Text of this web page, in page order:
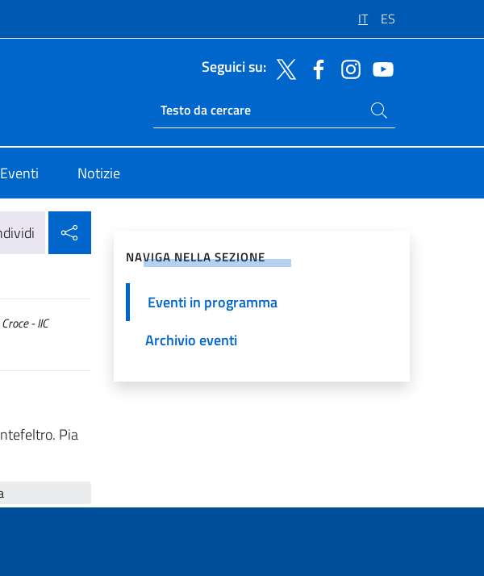
IT ES
Seguici su:
Ricerca sito live
Cerca nel sito
Eventi Notizie
- IIC
Pia
NAVIGA NELLA SEZIONE
Eventi in programma
Archivio eventi